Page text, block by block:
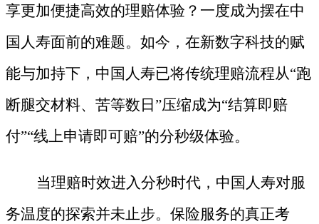
享更加便捷高效的理赔体验？一度成为摆在中
国人寿面前的难题。如今，在新数字科技的赋
能与加持下，中国人寿已将传统理赔流程从“跑
断腿交材料、苦等数日”压缩成为“结算即赔
付”“线上申请即可赔”的分秒级体验。
当理赔时效进入分秒时代，中国人寿对服
务温度的探索并未止步。保险服务的真正考